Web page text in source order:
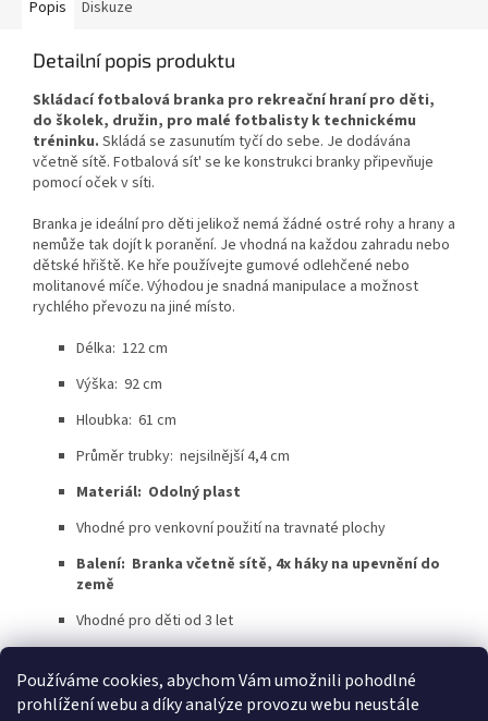
Používáme cookies, abychom Vám umožnili pohodlné
prohlížení webu a díky analýze provozu webu neustále
Popis Diskuze
Detailní popis produktu
Skládací fotbalová branka pro rekreační hraní pro děti,
do školek, družin, pro malé fotbalisty k technickému
tréninku. Skládá se zasunutím tyčí do sebe. Je dodávána
včetně sítě. Fotbalová sít' se ke konstrukci branky připevňuje
pomocí oček v síti.
Branka je ideální pro děti jelikož nemá žádné ostré rohy a hrany a
nemůže tak dojít k poranění. Je vhodná na každou zahradu nebo
dětské hřiště. Ke hře používejte gumové odlehčené nebo
molitanové míče. Výhodou je snadná manipulace a možnost
rychlého převozu na jiné místo.
Délka: 122 cm
Výška: 92 cm
Hloubka: 61 cm
Průměr trubky: nejsilnější 4,4 cm
Materiál: Odolný plast
Vhodné pro venkovní použití na travnaté plochy
Balení: Branka včetně sítě, 4x háky na upevnění do
země
Vhodné pro děti od 3 let